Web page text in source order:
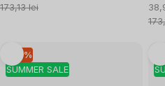
preţ:
173,13 lei
SUMMER SALE
–10 %